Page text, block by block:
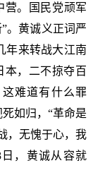
营。国民党顽军
。黄诚义正词严
年来转战大江南
本，二不掠夺百
难道有什么罪
如归，“革命是
，无愧于心，我
，黄诚从容就